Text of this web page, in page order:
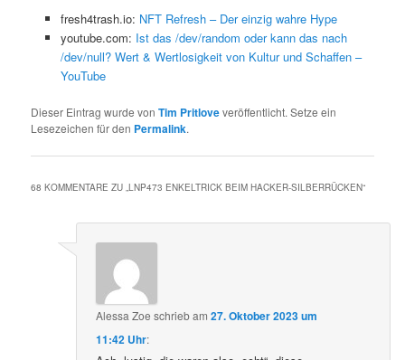
fresh4trash.io: NFT Refresh – Der einzig wahre Hype
youtube.com: Ist das /dev/random oder kann das nach
/dev/null? Wert & Wertlosigkeit von Kultur und Schaffen –
YouTube
Dieser Eintrag wurde vonTim Pritloveveröffentlicht. Setze ein
Lesezeichen für den Permalink.
68 KOMMENTARE ZU „LNP473 ENKELTRICK BEIM HACKER-SILBERRÜCKEN“
Alessa Zoe schriebam27. Oktober 2023 um
11:42 Uhr: